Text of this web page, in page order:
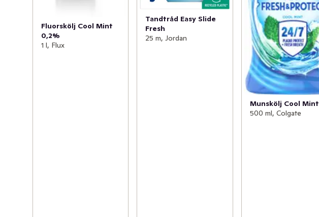
Fluorskölj Cool Mint
0,2%
1 l, Flux
Tandtråd Easy Slide
Fresh
25 m, Jordan
Munskölj Cool Mint
500 ml, Colgate